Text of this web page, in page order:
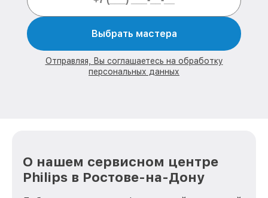
Выбрать мастера
Отправляя, Вы соглашаетесь на обработку
персональных данных
О нашем сервисном центре
Philips в Ростове-на-Дону